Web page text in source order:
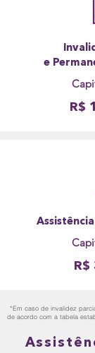
e
R$
*Em caso de invalidez
de acordo com a tabela